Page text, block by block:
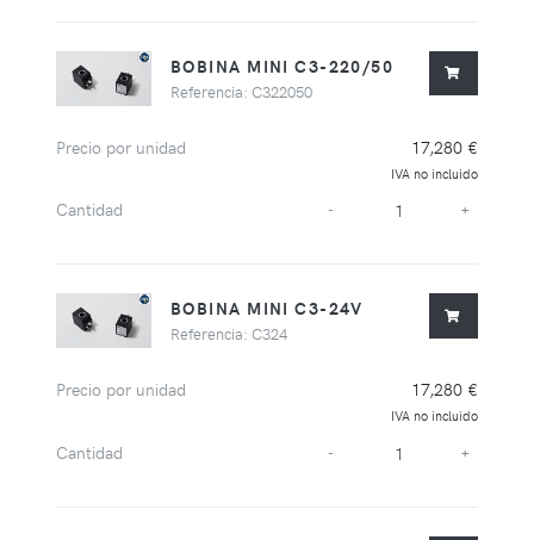
BOBINA MINI C3-220/50
Referencia: C322050
Precio por unidad 17,280 €
IVA no incluido
Cantidad - +
BOBINA MINI C3-24V
Referencia: C324
Precio por unidad 17,280 €
IVA no incluido
Cantidad - +